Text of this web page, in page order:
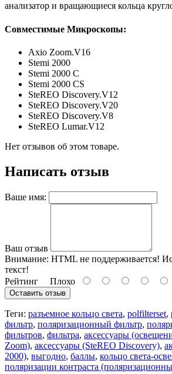
анализатор и вращающиеся кольца
Совместимые Микроскопы:
Axio Zoom.V16
Stemi 2000
Stemi 2000 C
Stemi 2000 CS
SteREO Discovery.V12
SteREO Discovery.V20
SteREO Discovery.V8
SteREO Lumar.V12
Нет отзывов об этом товаре.
Написать отзыв
Ваше имя:
Ваш отзыв
Внимание: HTML не поддерживается!
текст!
Рейтинг Плохо
Оставить отзыв
Теги: разъемное кольцо света, polfilterset,
фильтр, поляризационный фильтр,
фильтров, фильтра, аксессуары
Zoom), аксессуары (SteREO Discovery),
2000), выгодно, баллы, кольцо света-
поляризации контраста